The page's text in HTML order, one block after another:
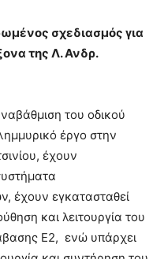
σχεδιασμός για
της Λ. Ανδρ.
του οδικού
έργο στην
έχουν
έχουν εγκατασταθεί
και λειτουργία του
Ε2, ενώ υπάρχει